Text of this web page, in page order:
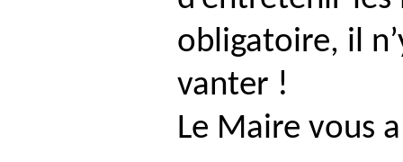
obligatoire, il
vanter !
Le Maire vous